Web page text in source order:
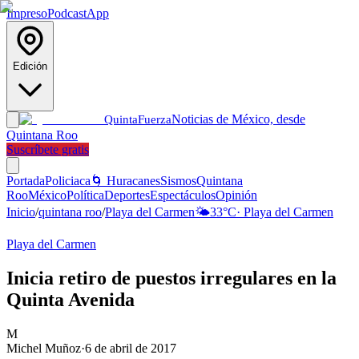
ImpresoPodcastApp
Edición
QuintaFuerzaNoticias de México, desde
Quintana Roo
Suscríbete gratis
PortadaPoliciaca 🌀 HuracanesSismosQuintana
RooMéxicoPolíticaDeportesEspectáculosOpinión
Inicio/quintana roo/Playa del Carmen🌤️33°C· Playa del Carmen
Playa del Carmen
Inicia retiro de puestos irregulares en la
Quinta Avenida
M
Michel Muñoz·6 de abril de 2017